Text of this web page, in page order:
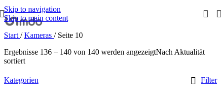
Skip to navigation
Skip to main content
Start / Kameras / Seite 10
Ergebnisse 136 – 140 von 140 werden angezeigtNach Aktualität
sortiert
Kategorien Filter